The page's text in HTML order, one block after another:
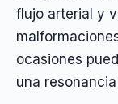
flujo arterial y
ocasiones
una